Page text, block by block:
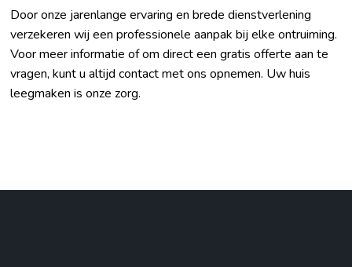
Door onze jarenlange ervaring en brede dienstverlening
verzekeren wij een professionele aanpak bij elke ontruiming.
Voor meer informatie of om direct een gratis offerte aan te
vragen, kunt u altijd contact met ons opnemen. Uw huis
leegmaken is onze zorg.